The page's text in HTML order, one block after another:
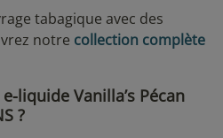
tabagique avec des
notre collection complète
liquide Vanilla’s Pécan
?